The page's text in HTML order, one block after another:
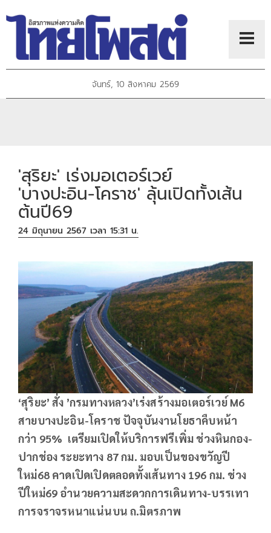
จันทร์, 10 สิงหาคม 2569
'สุริยะ' เร่งมอเตอร์เวย์
'บางปะอิน-โคราช' ลุ้นเปิดทั้งเส้น
ต้นปี69
24 มิถุนายน 2567 เวลา 15:31 น.
‘สุริยะ’ สั่ง ’กรมทางหลวง’เร่งสร้างมอเตอร์เวย์ M6
สายบางปะอิน-โคราช ปัจจุบันงานโยธาคืบหน้า
กว่า 95% เตรียมเปิดให้บริการฟรีเพิ่ม ช่วงหินกอง-
ปากช่อง ระยะทาง 87 กม. มอบเป็นของขวัญปี
ใหม่68 คาดเปิดเปิดตลอดทั้งเส้นทาง 196 กม. ช่วง
ปีใหม่69 อำนวยความสะดวกการเดินทาง-บรรเทา
การจราจรหนาแน่นบน ถ.มิตรภาพ